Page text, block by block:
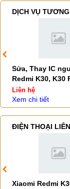
DỊCH VỤ
Sửa, Thay IC
Redmi K30, K30
Liên hệ
Xem chi tiết
ĐIỆN THOẠI
Xiaomi Redmi